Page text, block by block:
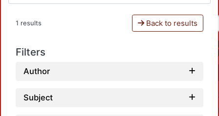
1 results Back to results
Filters
Author
Subject